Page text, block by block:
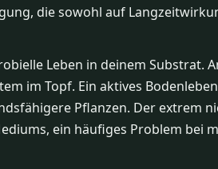
die sowohl auf
Leben in deinem Substrat.
im Topf. Ein aktives
Pflanzen. Der extrem
ein häufiges Problem bei